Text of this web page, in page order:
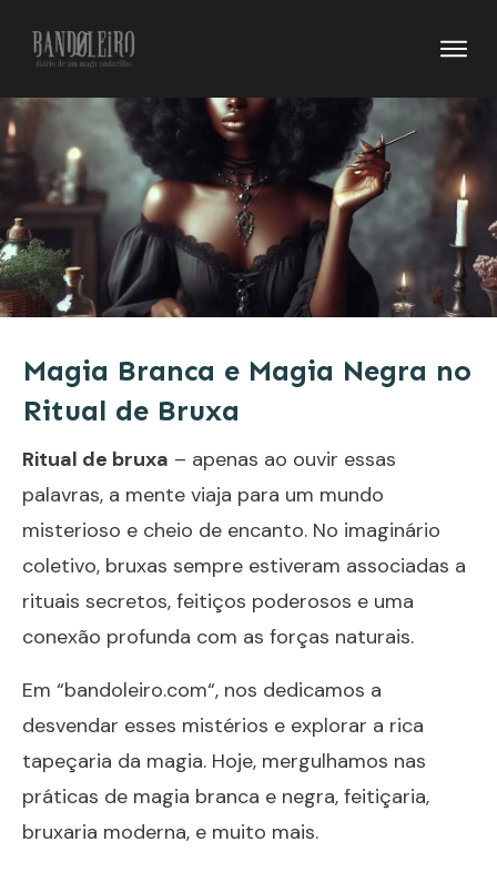
Magia Branca e Magia Negra no
Ritual de Bruxa
Ritual de bruxa – apenas ao ouvir essas
palavras, a mente viaja para um mundo
misterioso e cheio de encanto. No imaginário
coletivo, bruxas sempre estiveram associadas a
rituais secretos, feitiços poderosos e uma
conexão profunda com as forças naturais.
Em “bandoleiro.com“, nos dedicamos a
desvendar esses mistérios e explorar a rica
tapeçaria da magia. Hoje, mergulhamos nas
práticas de magia branca e negra, feitiçaria,
bruxaria moderna, e muito mais.